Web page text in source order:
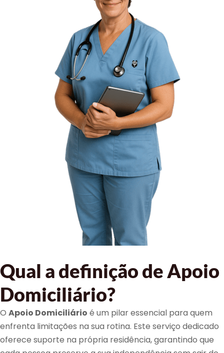
Qual a definição de Apoio
Domiciliário?
O Apoio Domiciliário é um pilar essencial para quem
enfrenta limitações na sua rotina. Este serviço dedicado
oferece suporte na própria residência, garantindo que